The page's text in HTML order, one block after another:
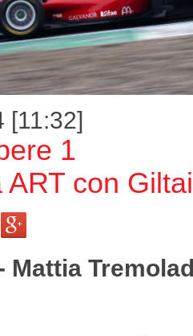
[11:32]
1
ART con
Mattia